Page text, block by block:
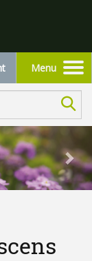
Toggle
navigation
Menu